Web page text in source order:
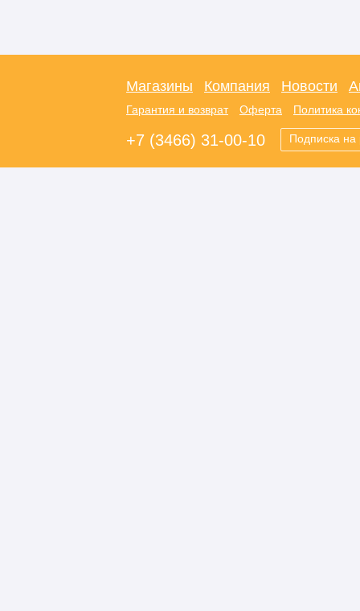
Магазины Компания Новости
Гарантия и возврат Оферта Политика
+7 (3466) 31-00-10 Подписка на